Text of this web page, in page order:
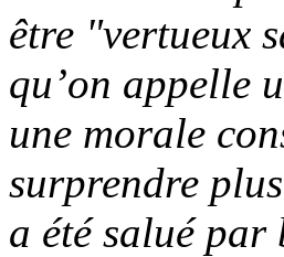
être "vertueux
qu’on appelle
une morale
surprendre
a été salué